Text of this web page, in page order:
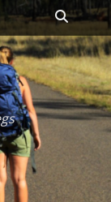
Suchen